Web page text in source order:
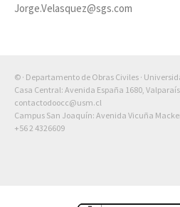
Jorge.Velasquez@sgs.com
© · Departamento de Obras Civiles ·
Casa Central: Avenida España 1680,
contactodoocc@usm.cl
Campus San Joaquín: Avenida Vicuña
+56 2 4326609